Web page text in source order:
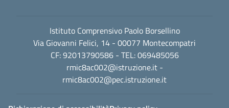
Istituto Comprensivo Paolo Borsellino
Via Giovanni Felici, 14 - 00077 Montecompatri
CF: 92013790586 - TEL: 069485056
rmic8ac002@istruzione.it-
rmic8ac002@pec.istruzione.it